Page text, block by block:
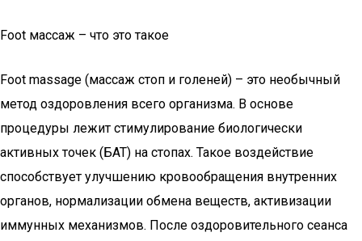
Foot массаж – что это такое
Foot massage (массаж стоп и голеней) – это необычный
метод оздоровления всего организма. В основе
процедуры лежит стимулирование биологически
активных точек (БАТ) на стопах. Такое воздействие
способствует улучшению кровообращения внутренних
органов, нормализации обмена веществ, активизации
иммунных механизмов. После оздоровительного сеанса